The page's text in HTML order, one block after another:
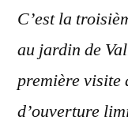
C’est la
au jardin de
première visite
d’ouverture